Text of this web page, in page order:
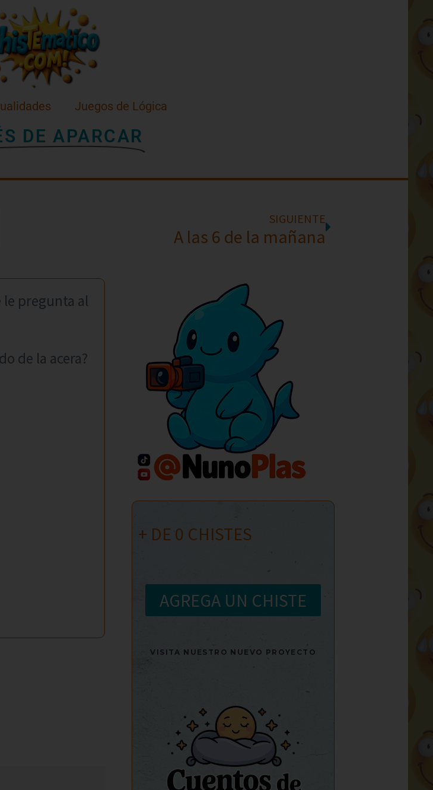
Juegos de Lógica
DE APARCAR
SIGUIENTE
A las 6 de la mañana
le pregunta al
de la acera?
+ DE 0 CHISTES
AGREGA UN CHISTE
VISITA NUESTRO NUEVO PROYECTO